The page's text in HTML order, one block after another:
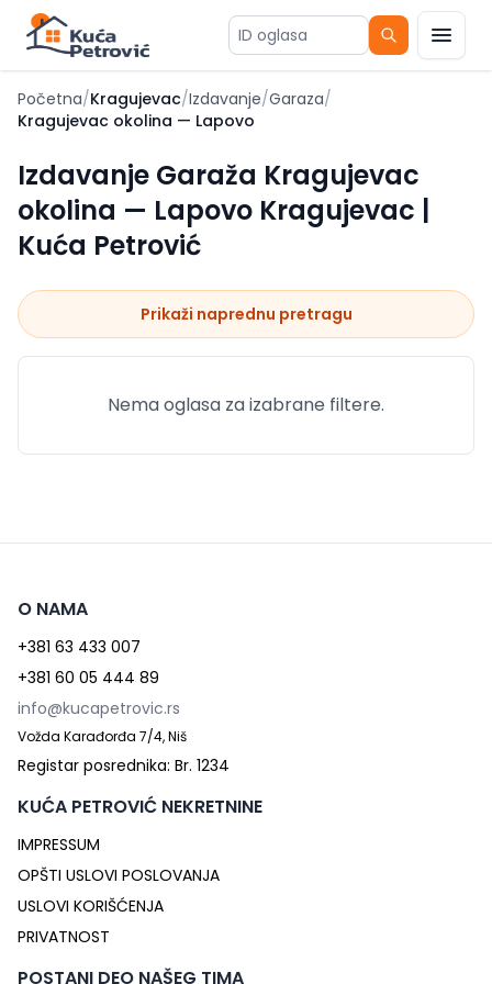
ID oglasa
Početna/Kragujevac/Izdavanje/Garaza/
Kragujevac okolina — Lapovo
Izdavanje Garaža Kragujevac
okolina — Lapovo Kragujevac |
Kuća Petrović
Prikaži naprednu pretragu
Nema oglasa za izabrane filtere.
O NAMA
+381 63 433 007
+381 60 05 444 89
info@kucapetrovic.rs
Vožda Karađorđa 7/4, Niš
Registar posrednika: Br. 1234
KUĆA PETROVIĆ NEKRETNINE
IMPRESSUM
OPŠTI USLOVI POSLOVANJA
USLOVI KORIŠĆENJA
PRIVATNOST
POSTANI DEO NAŠEG TIMA